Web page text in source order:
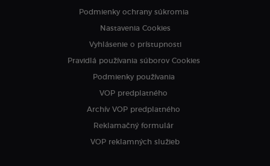
Podmienky ochrany súkromia
Nastavenia Cookies
Vyhlásenie o prístupnosti
Pravidlá používania súborov Cookies
Podmienky používania
VOP predplatného
Archív VOP predplatného
Reklamačný formulár
VOP reklamných služieb